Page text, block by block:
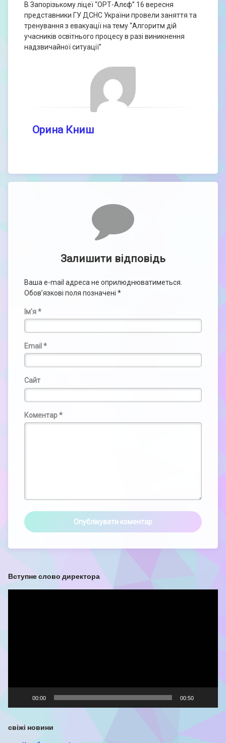
B Запорізькому ліцеї “ОРТ-Алєф” 16 вересня
представники ГУ ДСНС України провели заняття та
тренування з евакуації на тему “Алгоритм дій
учасників освітнього процесу в разі виникнення
надзвичайної ситуації”
Орина Книш
Залишити відповідь
Ваша e-mail адреса не оприлюднюватиметься.
Обов’язкові поля позначені *
Ім'я*
Email *
Сайт
Коментар*
Вступне слово директора
00:00 00:50
свіжі новини